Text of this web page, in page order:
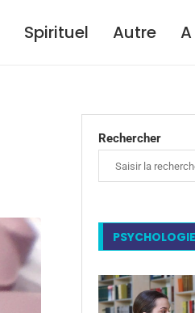
Spirituel Autre
Rechercher